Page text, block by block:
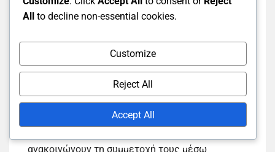
σας.
Συμμετοχή παιχνιδιού
Όχι όλα τα παιχνίδια υποστηρίζουν τα Twitch
Drops, οπότε είναι κρίσιμο να επιβεβαιώσετε ότι
το παιχνίδι που παίζετε συμμετέχει στο
ανακοινώνουν τη συμμετοχή τους μέσω
All to decline non-essential cookies.
Customize
Reject All
Accept All